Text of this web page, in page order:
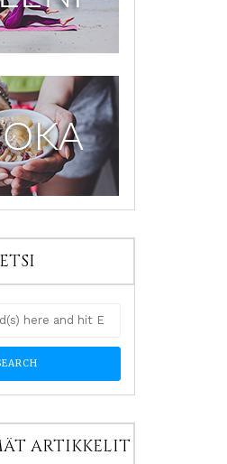
ETSI
ARTIKKELIT